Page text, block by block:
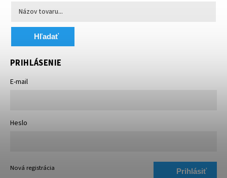
Hľadať
PRIHLÁSENIE
E-mail
Heslo
Prihlásiť
Nová registrácia